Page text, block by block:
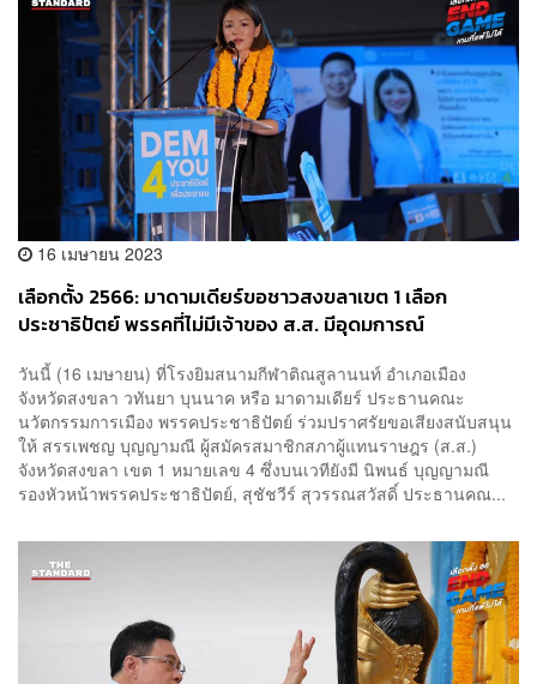
16 เมษายน 2023
เลือกตั้ง 2566: มาดามเดียร์ขอชาวสงขลาเขต 1 เลือก
ประชาธิปัตย์ พรรคที่ไม่มีเจ้าของ ส.ส. มีอุดมการณ์
วันนี้ (16 เมษายน) ที่โรงยิมสนามกีฬาติณสูลานนท์ อำเภอเมือง
จังหวัดสงขลา วทันยา บุนนาค หรือ มาดามเดียร์ ประธานคณะ
นวัตกรรมการเมือง พรรคประชาธิปัตย์ ร่วมปราศรัยขอเสียงสนับสนุน
ให้ สรรเพชญ บุญญามณี ผู้สมัครสมาชิกสภาผู้แทนราษฎร (ส.ส.)
จังหวัดสงขลา เขต 1 หมายเลข 4 ซึ่งบนเวทียังมี นิพนธ์ บุญญามณี
รองหัวหน้าพรรคประชาธิปัตย์, สุชัชวีร์ สุวรรณสวัสดิ์ ประธานคณ...